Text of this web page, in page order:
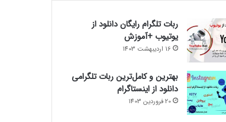
ربات تلگرام رایگان دانلود از
یوتیوب +آموزش
16 اردیبهشت 1403
بهترین و کامل‌ترین ربات تلگرامی
دانلود از اینستاگرام
20 فروردین 1403